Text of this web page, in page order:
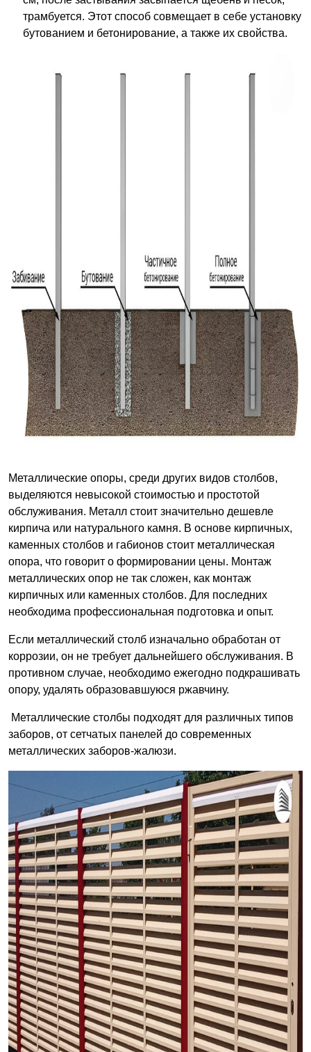
трамбуется. Этот способ совмещает в себе установку
бутованием и бетонирование, а также их свойства.
Металлические опоры, среди других видов столбов,
выделяются невысокой стоимостью и простотой
обслуживания. Металл стоит значительно дешевле
кирпича или натурального камня. В основе кирпичных,
каменных столбов и габионов стоит металлическая
опора, что говорит о формировании цены. Монтаж
металлических опор не так сложен, как монтаж
кирпичных или каменных столбов. Для последних
необходима профессиональная подготовка и опыт.
Если металлический столб изначально обработан от
коррозии, он не требует дальнейшего обслуживания. В
противном случае, необходимо ежегодно подкрашивать
опору, удалять образовавшуюся ржавчину.
Металлические столбы подходят для различных типов
заборов, от сетчатых панелей до современных
металлических заборов-жалюзи.